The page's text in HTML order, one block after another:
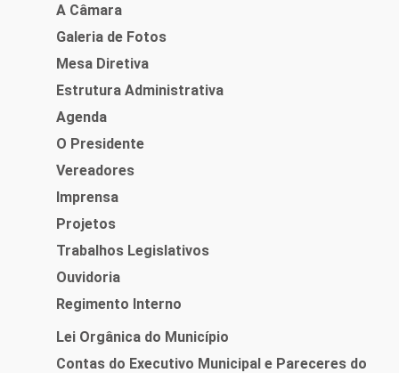
A Câmara
Galeria de Fotos
Mesa Diretiva
Estrutura Administrativa
Agenda
O Presidente
Vereadores
Imprensa
Projetos
Trabalhos Legislativos
Ouvidoria
Regimento Interno
Lei Orgânica do Município
Contas do Executivo Municipal e Pareceres do